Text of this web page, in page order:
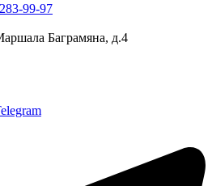
99-97
Баграмяна, д.4